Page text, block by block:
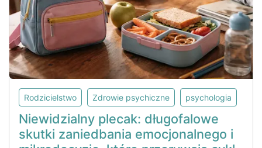
Rodzicielstwo Zdrowie psychiczne psychologia
Niewidzialny plecak: długofalowe
skutki zaniedbania emocjonalnego i